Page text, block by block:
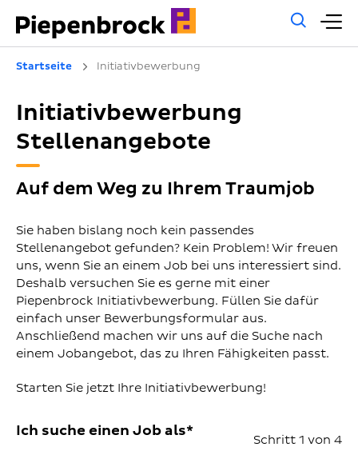
Startseite Initiativbewerbung
Initiativbewerbung
Stellenangebote
Auf dem Weg zu Ihrem Traumjob
Sie haben bislang noch kein passendes
Stellenangebot gefunden? Kein Problem! Wir freuen
uns, wenn Sie an einem Job bei uns interessiert sind.
Deshalb versuchen Sie es gerne mit einer
Piepenbrock Initiativbewerbung. Füllen Sie dafür
einfach unser Bewerbungsformular aus.
Anschließend machen wir uns auf die Suche nach
einem Jobangebot, das zu Ihren Fähigkeiten passt.
Starten Sie jetzt Ihre Initiativbewerbung!
Schritt 1 von 4
Ich suche einen Job als*